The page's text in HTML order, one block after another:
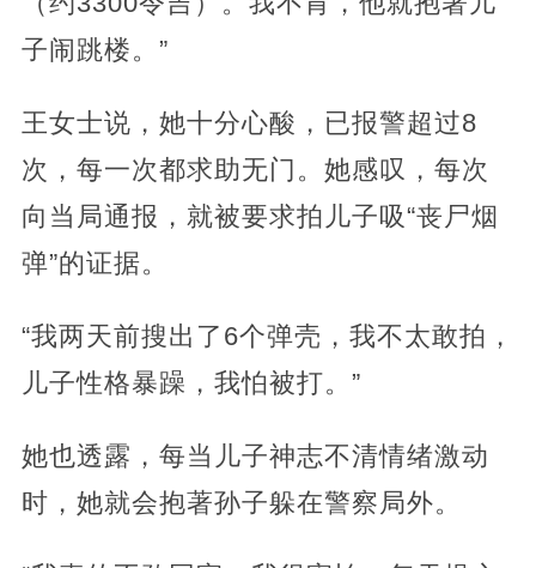
子闹跳楼。”
王女士说，她十分心酸，已报警超过8
次，每一次都求助无门。她感叹，每次
向当局通报，就被要求拍儿子吸“丧尸烟
弹”的证据。
“我两天前搜出了6个弹壳，我不太敢拍，
儿子性格暴躁，我怕被打。”
她也透露，每当儿子神志不清情绪激动
时，她就会抱著孙子躲在警察局外。